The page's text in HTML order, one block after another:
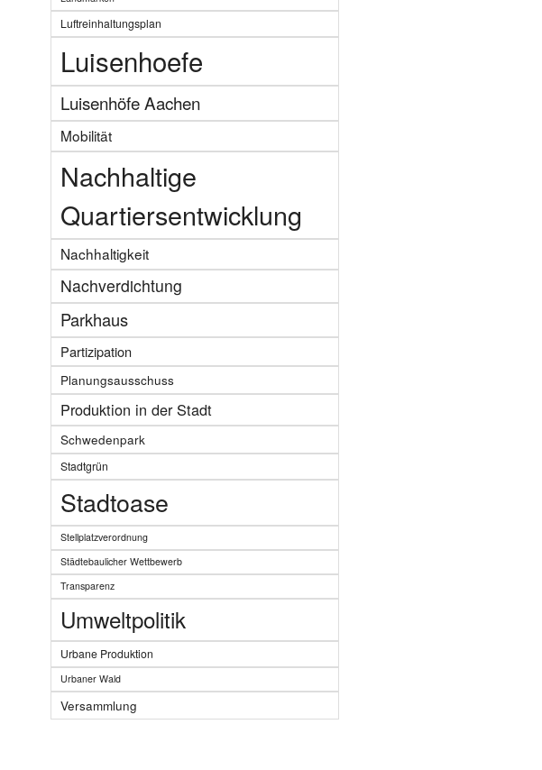
Luftreinhaltungsplan
Luisenhoefe
Luisenhöfe Aachen
Mobilität
Nachhaltige
Quartiersentwicklung
Nachhaltigkeit
Nachverdichtung
Parkhaus
Partizipation
Planungsausschuss
Produktion in der Stadt
Schwedenpark
Stadtgrün
Stadtoase
Stellplatzverordnung
Städtebaulicher Wettbewerb
Transparenz
Umweltpolitik
Urbane Produktion
Urbaner Wald
Versammlung